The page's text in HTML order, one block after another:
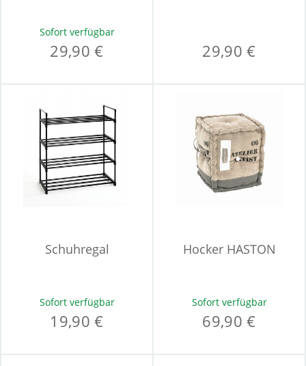
Sofort verfügbar
29,90 € 29,90 €
Schuhregal
Sofort verfügbar
19,90 €
Hocker HASTON
Sofort verfügbar
69,90 €